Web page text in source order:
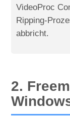
VideoProc
Ripping-
abbricht.
2.